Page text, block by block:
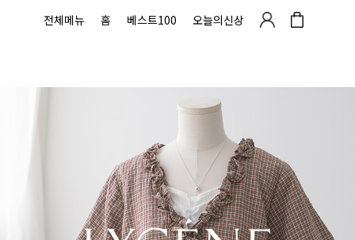
전체메뉴 홈 베스트100 오늘의신상